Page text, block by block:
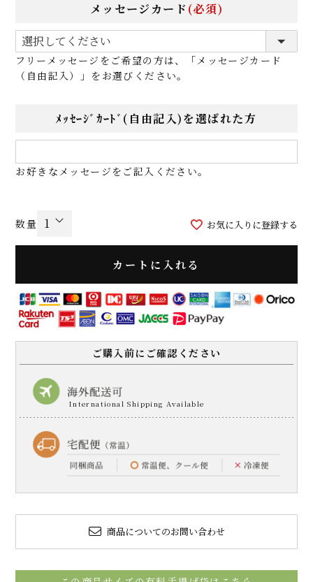
メッセージカード (必須)
フリーメッセージをご希望の方は、「メッセージカード
（自由記入）」をお選びください。
ﾒｯｾｰｼﾞｶｰﾄﾞ(自由記入)を選ばれた方
お好きなメッセージをご記入ください。
お気に入りに登録する
カートに入れる
ご購入前にご確認ください
商品についてのお問い合わせ